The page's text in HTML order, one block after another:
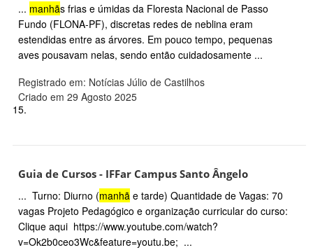
... manhãs frias e úmidas da Floresta Nacional de Passo
Fundo (FLONA-PF), discretas redes de neblina eram
estendidas entre as árvores. Em pouco tempo, pequenas
aves pousavam nelas, sendo então cuidadosamente ...
Registrado em: Notícias Júlio de Castilhos
Criado em 29 Agosto 2025
15.
Guia de Cursos - IFFar Campus Santo Ângelo
... Turno: Diurno (manhã e tarde) Quantidade de Vagas: 70
vagas Projeto Pedagógico e organização curricular do curso:
Clique aqui https://www.youtube.com/watch?
v=Ok2b0ceo3Wc&feature=youtu.be; ...